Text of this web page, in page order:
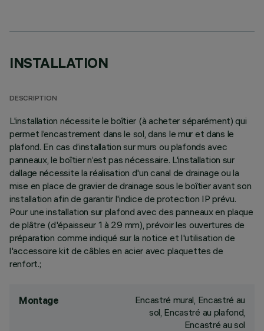
INSTALLATION
DESCRIPTION
L'installation nécessite le boîtier (à acheter séparément) qui
permet l’encastrement dans le sol, dans le mur et dans le
plafond. En cas d’installation sur murs ou plafonds avec
panneaux, le boîtier n’est pas nécessaire. L'installation sur
dallage nécessite la réalisation d'un canal de drainage ou la
mise en place de gravier de drainage sous le boîtier avant son
installation afin de garantir l'indice de protection IP prévu.
Pour une installation sur plafond avec des panneaux en plaque
de plâtre (d'épaisseur 1 à 29 mm), prévoir les ouvertures de
préparation comme indiqué sur la notice et l'utilisation de
l'accessoire kit de câbles en acier avec plaquettes de
renfort.;
Montage
Encastré mural, Encastré au
sol, Encastré au plafond,
Encastré au sol